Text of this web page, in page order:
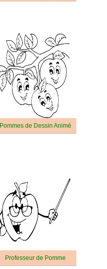
Pommes de Dessin Animé
Professeur de Pomme